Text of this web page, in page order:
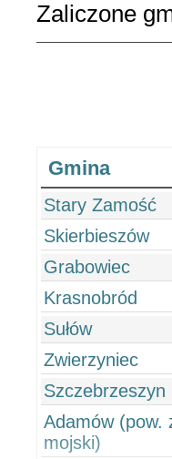
Zaliczone
Gmina
Stary Zamość
Skierbieszów
Grabowiec
Krasnobród
Sułów
Zwierzyniec
Szczebrzeszyn
Adamów (pow.
mojski)